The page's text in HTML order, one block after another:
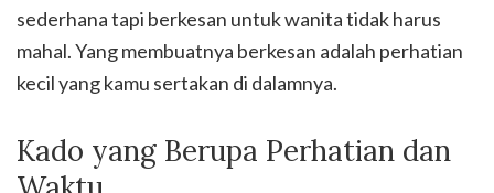
sederhana tapi berkesan untuk wanita tidak harus
mahal. Yang membuatnya berkesan adalah perhatian
kecil yang kamu sertakan di dalamnya.
Kado yang Berupa Perhatian dan